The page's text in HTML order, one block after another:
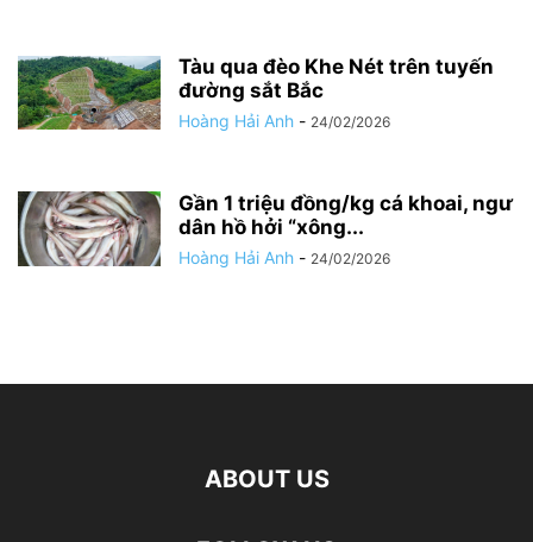
Tàu qua đèo Khe Nét trên tuyến
đường sắt Bắc
Hoàng Hải Anh - 24/02/2026
Gần 1 triệu đồng/kg cá khoai, ngư
dân hồ hởi “xông...
Hoàng Hải Anh - 24/02/2026
ABOUT US